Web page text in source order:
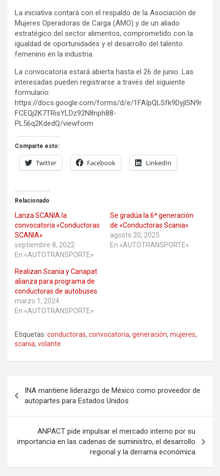
La iniciativa contará con el respaldo de la Asociación de
Mujeres Operadoras de Carga (AMO) y de un aliado
estratégico del sector alimentos, comprometido con la
igualdad de oportunidades y el desarrollo del talento
femenino en la industria.
La convocatoria estará abierta hasta el 26 de junio. Las
interesadas pueden registrarse a través del siguiente
formulario:
https://docs.google.com/forms/d/e/1FAIpQLSfk9DyjlSN9r
FCEQj2K7TRisYLDz92N8nph88-
PL56q2KdedQ/viewform
Comparte esto:
Twitter Facebook LinkedIn
Relacionado
Lanza SCANIA la
convocatoria «Conductoras
SCANIA»
septiembre 8, 2022
En «AUTOTRANSPORTE»
Se gradúa la 6ª generación
de «Conductoras Scania»
agosto 20, 2025
En «AUTOTRANSPORTE»
Realizan Scania y Canapat
alianza para programa de
conductoras de autobuses
marzo 1, 2024
En «AUTOTRANSPORTE»
Etiquetas: conductoras, convocatoria, generación, mujeres,
scania, volante
de
entradas
INA mantiene liderazgo de México como proveedor de
autopartes para Estados Unidos
ANPACT pide impulsar el mercado interno por su
importancia en las cadenas de suministro, el desarrollo
regional y la derrama económica